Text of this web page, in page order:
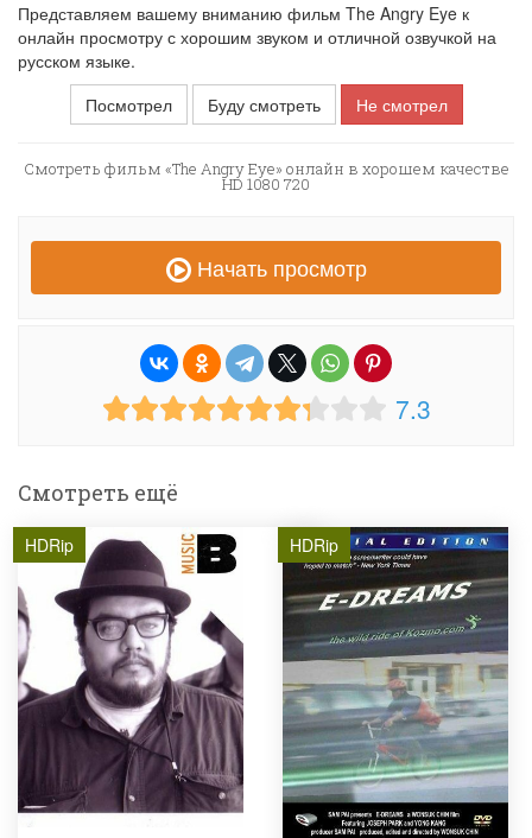
Представляем вашему вниманию фильм The Angry Eye к
онлайн просмотру с хорошим звуком и отличной озвучкой на
русском языке.
Посмотрел
Буду смотреть Не смотрел
Смотреть фильм «The Angry Eye» онлайн в хорошем качестве
HD 1080 720
Начать просмотр
7.3
Смотреть ещё
HDRip HDRip